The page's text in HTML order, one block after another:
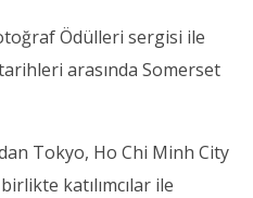
Ödülleri sergisi ile
arasında Somerset
Tokyo, Ho Chi Minh City
katılımcılar ile